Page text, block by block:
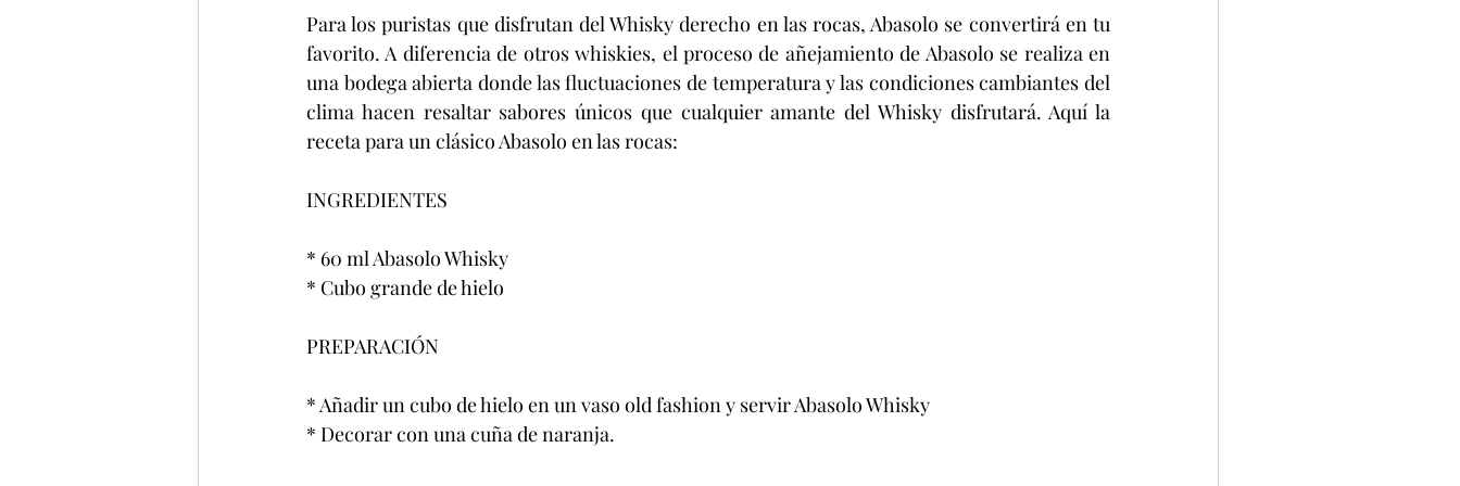
Para los puristas que disfrutan del Whisky derecho en las rocas, Abasolo se convertirá en tu
favorito. A diferencia de otros whiskies, el proceso de añejamiento de Abasolo se realiza en
una bodega abierta donde las fluctuaciones de temperatura y las condiciones cambiantes del
clima hacen resaltar sabores únicos que cualquier amante del Whisky disfrutará. Aquí la
receta para un clásico Abasolo en las rocas:
INGREDIENTES
* 60 ml Abasolo Whisky
* Cubo grande de hielo
PREPARACIÓN
* Añadir un cubo de hielo en un vaso old fashion y servir Abasolo Whisky
* Decorar con una cuña de naranja.